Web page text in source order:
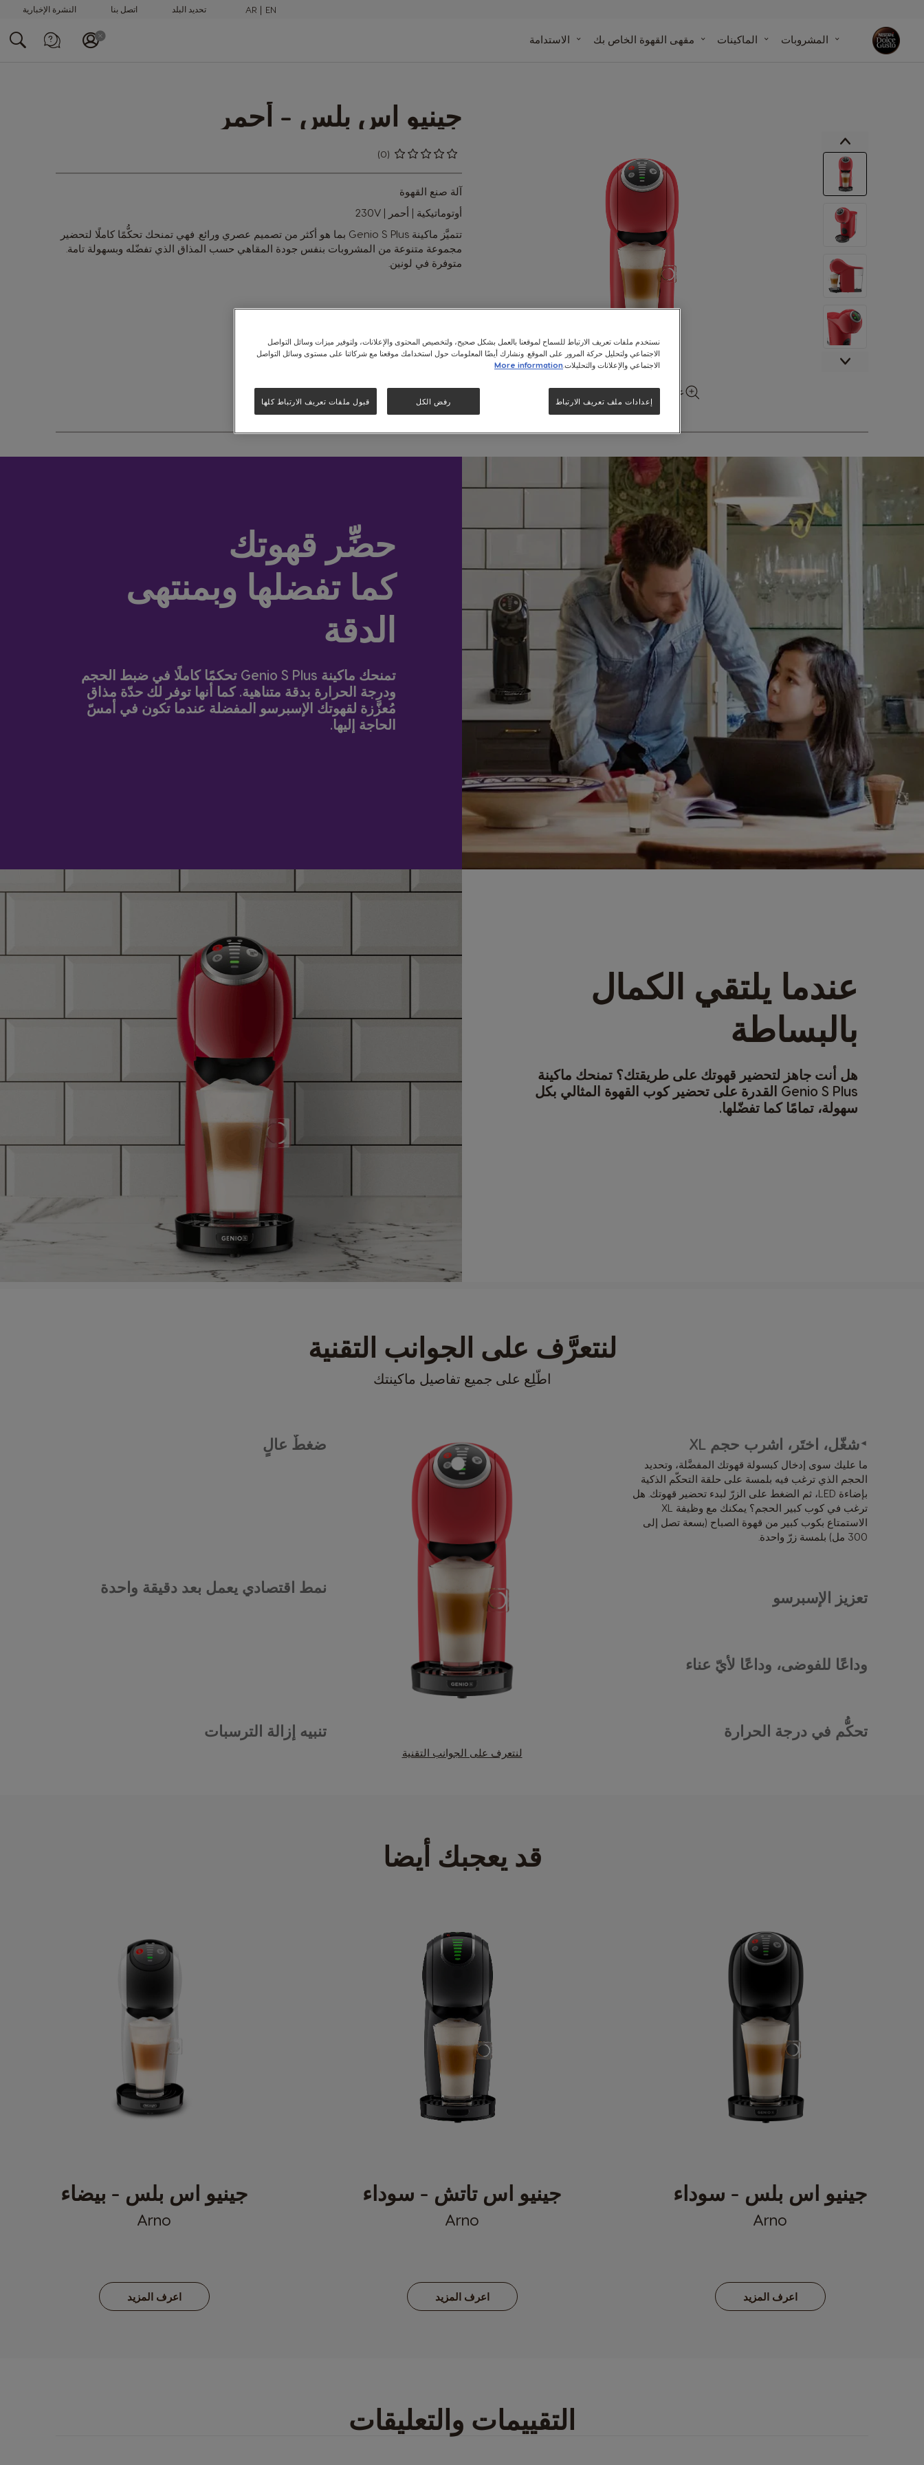
AR EN تحديد البلد اتصل بنا النشرة الإخبارية
المشروبات الماكينات مقهى القهوة الخاص بك الاستدامة
النهاية
الصور
بداية
عرض المزيد من التفاصيل
جينيو اس بلس - أحمر
of
100
(0)
آلة صنع القهوة
أوتوماتيكية | أحمر | 230V
تتميَّز ماكينة Genio S Plus بما هو أكثر من تصميم عصري ورائع. فهي تمنحك تحكُّمًا كاملًا لتحضير
مجموعة متنوعة من المشروبات بنفس جودة المقاهي حسب المذاق الذي تفضّله وبسهولة تامة.
متوفرة في لونين.
حضِّر قهوتك
كما تفضلها وبمنتهى
الدقة
تمنحك ماكينة Genio S Plus تحكمًا كاملًا في ضبط الحجم
ودرجة الحرارة بدقة متناهية. كما أنها توفر لك حدّة مذاق
مُعزَّزة لقهوتك الإسبرسو المفضلة عندما تكون في أمسّ
الحاجة إليها.
عندما يلتقي الكمال
بالبساطة
هل أنت جاهز لتحضير قهوتك على طريقتك؟ تمنحك ماكينة
Genio S Plus القدرة على تحضير كوب القهوة المثالي بكل
سهولة، تمامًا كما تفضّلها.
لنتعرَّف على الجوانب التقنية
اطّلِع على جميع تفاصيل ماكينتك
► شغّل، اختَر، اشرب حجم XL
ما عليك سوى إدخال كبسولة قهوتك المفضَّلة، وتحديد
الحجم الذي ترغب فيه بلمسة على حلقة التحكّم الذكية
بإضاءة LED، ثم الضغط على الزرّ لبدء تحضير قهوتك. هل
ترغب في كوب كبير الحجم؟ يمكنك مع وظيفة XL
الاستمتاع بكوب كبير من قهوة الصباح (بسعة تصل إلى
300 مل) بلمسة زرّ واحدة.
تعزيز الإسبرسو
وداعًا للفوضى، وداعًا لأيّ عناء
تحكُّم في درجة الحرارة
ضغطٌ عالٍ
نمط اقتصادي يعمل بعد دقيقة واحدة
تنبيه إزالة الترسبات
لنتعرف على الجوانب التقنية
قد يعجبك أيضا
جينيو اس بلس - سوداء
Arno
اعرف المزيد
جينيو اس تاتش - سوداء
Arno
اعرف المزيد
جينيو اس بلس - بيضاء
Arno
اعرف المزيد
التقييمات والتعليقات
نستخدم ملفات تعريف الارتباط للسماح لموقعنا بالعمل بشكل صحيح، ولتخصيص المحتوى والإعلانات، ولتوفير ميزات وسائل التواصل
الاجتماعي ولتحليل حركة المرور على الموقع. ونشارك أيضًا المعلومات حول استخدامك موقعنا مع شركائنا على مستوى وسائل التواصل
الاجتماعي والإعلانات والتحليلات.More information
إعدادات ملف تعريف الارتباط رفض الكل قبول ملفات تعريف الارتباط كلها